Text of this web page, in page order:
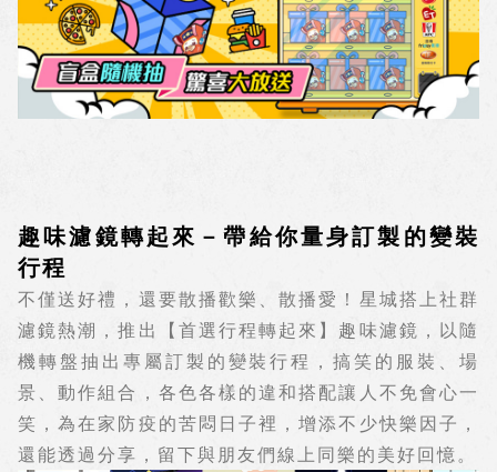
趣味濾鏡轉起來－帶給你量身訂製的變裝
行程
不僅送好禮，還要散播歡樂、散播愛！星城搭上社群
濾鏡熱潮，推出【首選行程轉起來】趣味濾鏡，以隨
機轉盤抽出專屬訂製的變裝行程，搞笑的服裝、場
景、動作組合，各色各樣的違和搭配讓人不免會心一
笑，為在家防疫的苦悶日子裡，增添不少快樂因子，
還能透過分享，留下與朋友們線上同樂的美好回憶。